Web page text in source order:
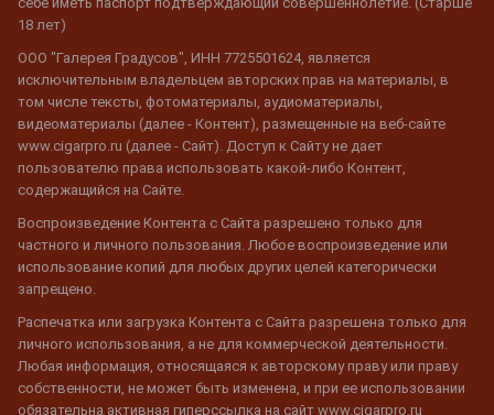
18 лет)
ООО "Галерея Градусов", ИНН 7725501624, является
исключительным владельцем авторских прав на материалы, в
том числе тексты, фотоматериалы, аудиоматериалы,
видеоматериалы (далее - Контент), размещенные на веб-сайте
www.cigarpro.ru (далее - Сайт). Доступ к Сайту не дает
пользователю права использовать какой-либо Контент,
содержащийся на Сайте.
Воспроизведение Контента с Сайта разрешено только для
частного и личного пользования. Любое воспроизведение или
использование копий для любых других целей категорически
запрещено.
Распечатка или загрузка Контента с Сайта разрешена только для
личного использования, а не для коммерческой деятельности.
Любая информация, относящаяся к авторскому праву или праву
собственности, не может быть изменена, и при ее использовании
обязательна активная гиперссылка на сайт www.cigarpro.ru